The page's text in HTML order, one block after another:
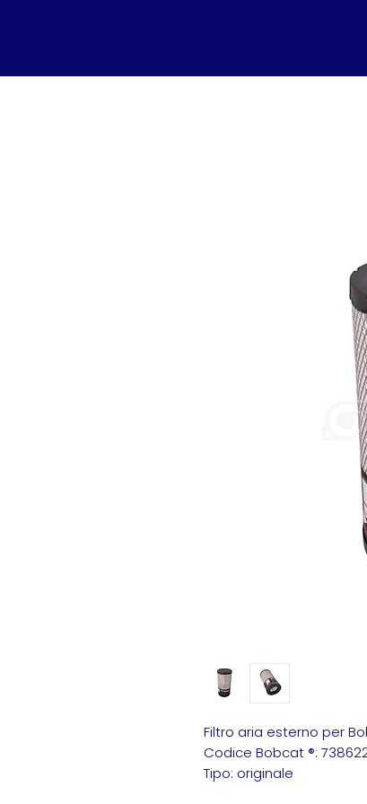
Filtro aria esterno per
Codice Bobcat ®:
Tipo: originale